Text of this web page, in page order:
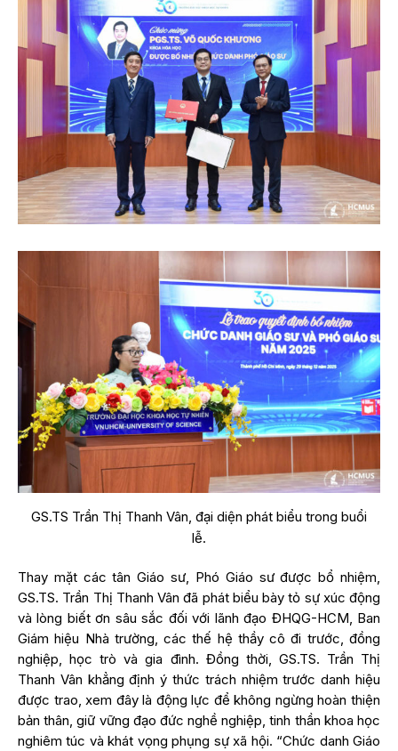
GS.TS Trần Thị Thanh Vân, đại diện phát biểu trong buổi
lễ.
Thay mặt các tân Giáo sư, Phó Giáo sư được bổ nhiệm,
GS.TS. Trần Thị Thanh Vân đã phát biểu bày tỏ sự xúc động
và lòng biết ơn sâu sắc đối với lãnh đạo ĐHQG-HCM, Ban
Giám hiệu Nhà trường, các thế hệ thầy cô đi trước, đồng
nghiệp, học trò và gia đình. Đồng thời, GS.TS. Trần Thị
Thanh Vân khẳng định ý thức trách nhiệm trước danh hiệu
được trao, xem đây là động lực để không ngừng hoàn thiện
bản thân, giữ vững đạo đức nghề nghiệp, tinh thần khoa học
nghiêm túc và khát vọng phụng sự xã hội. “Chức danh Giáo